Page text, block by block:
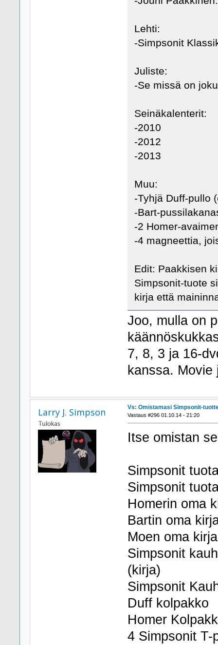
Lehti:
-Simpsonit
Juliste:
-Se missä on
Seinäkalenterit:
-2010
-2012
-2013
Muu:
-Tyhjä Duff-pullo
-Bart-
-2 Homer-
-4 magneettia,
Edit: Paakkisen
Simpsonit-tuote
kirja että
Joo, mulla on
7, 8, 3 ja 16-
kanssa.
Larry J. Simpson Vs: Omistamasi Simpsonit-
Vastaus #296 01.10.14 - 21:20
Itse omistan
Simpsonit
Simpsonit
Homerin oma
Bartin oma
Moen oma kirja
Simpsonit
(kirja)
Simpsonit
Duff kolpakko
Homer
4 Simpsonit T-